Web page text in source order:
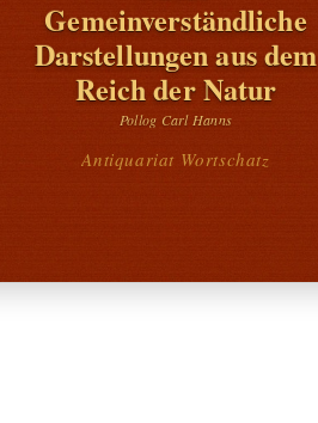
Gemeinverständliche
Darstellungen aus dem
Reich der Natur
Pollog Carl Hanns
Antiquariat Wortschatz